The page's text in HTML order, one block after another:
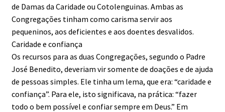
de Damas da Caridade ou Cotolenguinas. Ambas as
Congregações tinham como carisma servir aos
pequeninos, aos deficientes e aos doentes desvalidos.
Caridade e confiança
Os recursos para as duas Congregações, segundo o Padre
José Benedito, deveriam vir somente de doações e de ajuda
de pessoas simples. Ele tinha um lema, que era: “caridade e
confiança”. Para ele, isto significava, na prática: “fazer
todo o bem possível e confiar sempre em Deus.” Em